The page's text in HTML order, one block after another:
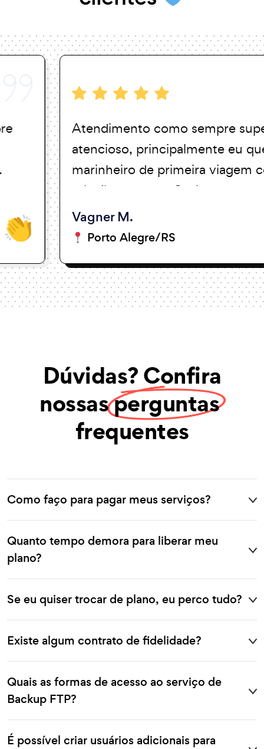
Atendimento como sempre super
atencioso, principalmente eu que sou
marinheiro de primeira viagem com
relação ao tema. Obrigado.
Vagner M.
Porto Alegre/RS
Dúvidas? Confira
nossasperguntas
frequentes
Como faço para pagar meus serviços?
Quanto tempo demora para liberar meu
plano?
Se eu quiser trocar de plano, eu perco tudo?
Existe algum contrato de fidelidade?
Quais as formas de acesso ao serviço de
Backup FTP?
É possível criar usuários adicionais para